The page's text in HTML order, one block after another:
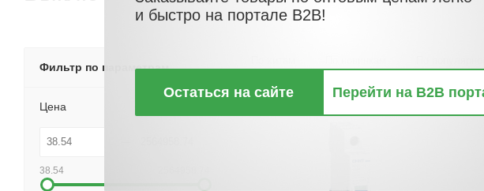
Фильтр по параметрам
Цена
38.54
и быстро на портале B2B!
Остаться на сайте Перейти на B2B